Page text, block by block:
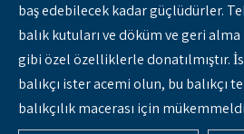
baş edebilecek kadar güçlüdürler.
balık kutuları ve döküm ve geri
gibi özel özelliklerle donatılmıştır.
balıkçı ister acemi olun, bu balıkçı
balıkçılık macerası için